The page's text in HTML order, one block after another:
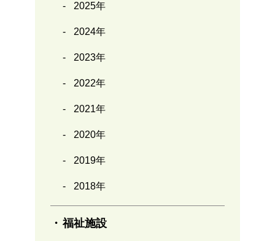
2025年
2024年
2023年
2022年
2021年
2020年
2019年
2018年
福祉施設